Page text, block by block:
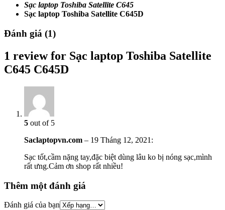
Sạc laptop Toshiba Satellite C645
Sạc laptop Toshiba Satellite C645D
Đánh giá (1)
1 review for Sạc laptop Toshiba Satellite
C645 C645D
5 out of 5
Saclaptopvn.com – 19 Tháng 12, 2021 :
Sạc tốt,cầm nặng tay,đặc biệt dùng lâu ko bị nóng sạc,mình
rất ưng.Cảm ơn shop rất nhiều!
Thêm một đánh giá
Đánh giá của bạn